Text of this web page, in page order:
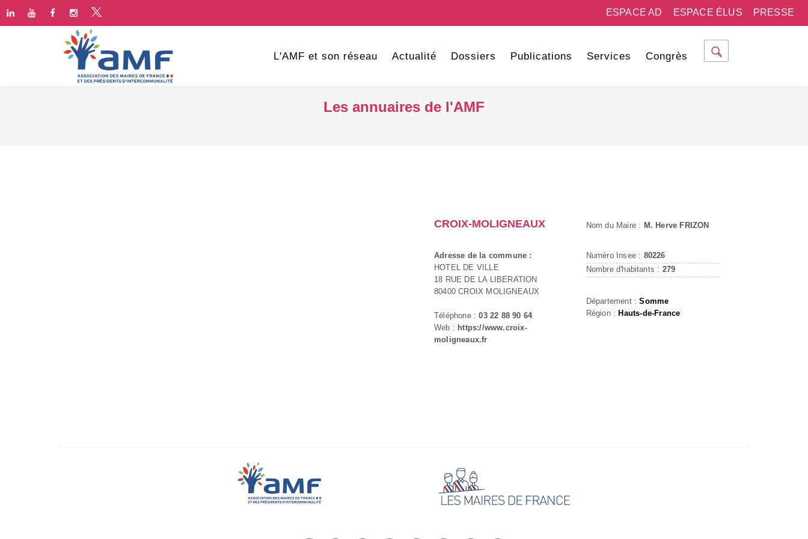
PRESSE
ESPACE ÉLUS
ESPACE AD
L'AMF et son réseau Actualité Dossiers Publications Services Congrès
Les annuaires de l'AMF
CROIX-MOLIGNEAUX
Adresse de la commune :
HOTEL DE VILLE
18 RUE DE LA LIBERATION
80400 CROIX MOLIGNEAUX
Téléphone :03 22 88 90 64
Web : https://www.croix-
moligneaux.fr
Nom du Maire : M. Herve FRIZON
Numéro Insee : 80226
Nombre d'habitants : 279
Département :Somme
Région : Hauts-de-France